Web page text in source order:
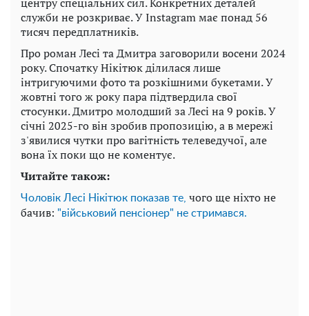
служби не розкриває. У Instagram має понад 56
тисяч передплатників.
Про роман Лесі та Дмитра заговорили восени 2024
року. Спочатку Нікітюк ділилася лише
інтригуючими фото та розкішними букетами. У
жовтні того ж року пара підтвердила свої
стосунки. Дмитро молодший за Лесі на 9 років. У
січні 2025-го він зробив пропозицію, а в мережі
з'явилися чутки про вагітність телеведучої, але
вона їх поки що не коментує.
Читайте також:
Чоловік Лесі Нікітюк показав те, чого ще ніхто не
бачив: "військовий пенсіонер" не стримався.